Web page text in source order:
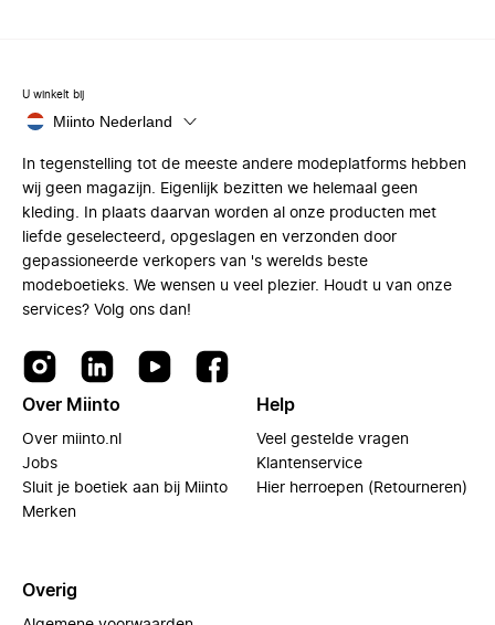
U winkelt bij
Miinto Nederland
In tegenstelling tot de meeste andere modeplatforms hebben
wij geen magazijn. Eigenlijk bezitten we helemaal geen
kleding. In plaats daarvan worden al onze producten met
liefde geselecteerd, opgeslagen en verzonden door
gepassioneerde verkopers van 's werelds beste
modeboetieks. We wensen u veel plezier. Houdt u van onze
services? Volg ons dan!
Over Miinto
Over miinto.nl
Jobs
Sluit je boetiek aan bij Miinto
Merken
Help
Veel gestelde vragen
Klantenservice
Hier herroepen (Retourneren)
Overig